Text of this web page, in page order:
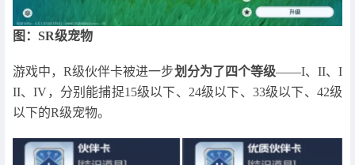
图：SR级宠物
游戏中，R级伙伴卡被进一步划分为了四个等级——I、II、I
II、IV，分别能捕捉15级以下、24级以下、33级以下、42级
以下的R级宠物。